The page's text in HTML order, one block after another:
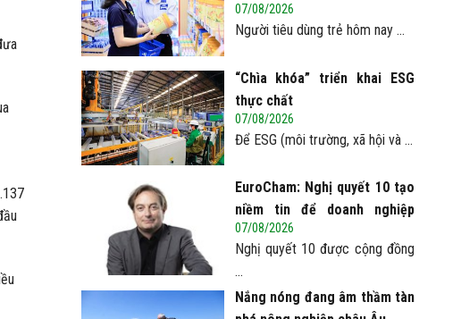
07/08/2026
Người tiêu dùng trẻ hôm nay ...
“Chìa khóa” triển khai ESG
thực chất
07/08/2026
Để ESG (môi trường, xã hội và ...
EuroCham: Nghị quyết 10 tạo
niềm tin để doanh nghiệp
châu Âu mở rộng đầu tư tại
Việt Nam
07/08/2026
Nghị quyết 10 được cộng đồng
...
Nắng nóng đang âm thầm tàn